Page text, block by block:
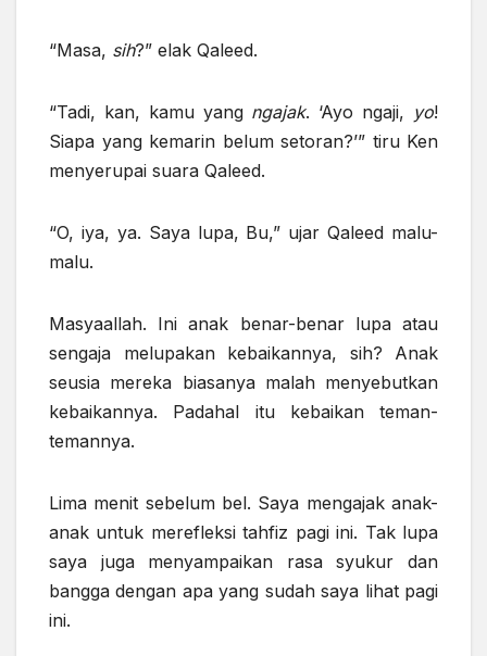
“Masa, sih?” elak Qaleed.
“Tadi, kan, kamu yang ngajak. ‘Ayo ngaji, yo!
Siapa yang kemarin belum setoran?’” tiru Ken
menyerupai suara Qaleed.
“O, iya, ya. Saya lupa, Bu,” ujar Qaleed malu-
malu.
Masyaallah. Ini anak benar-benar lupa atau
sengaja melupakan kebaikannya, sih? Anak
seusia mereka biasanya malah menyebutkan
kebaikannya. Padahal itu kebaikan teman-
temannya.
Lima menit sebelum bel. Saya mengajak anak-
anak untuk merefleksi tahfiz pagi ini. Tak lupa
saya juga menyampaikan rasa syukur dan
bangga dengan apa yang sudah saya lihat pagi
ini.